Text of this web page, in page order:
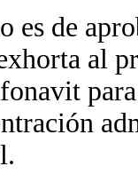
es de
al